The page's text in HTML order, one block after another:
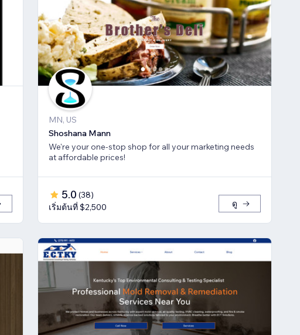
MN, US
Shoshana Mann
We're your one-stop shop for all your marketing needs
at affordable prices!
5.0 (38)
เริ่มต้นที่ $2,500
ดู